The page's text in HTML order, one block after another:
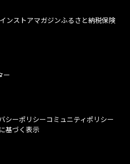
ンストアマガジンふるさと納税保険
ー
シーポリシーコミュニティポリシー
基づく表示